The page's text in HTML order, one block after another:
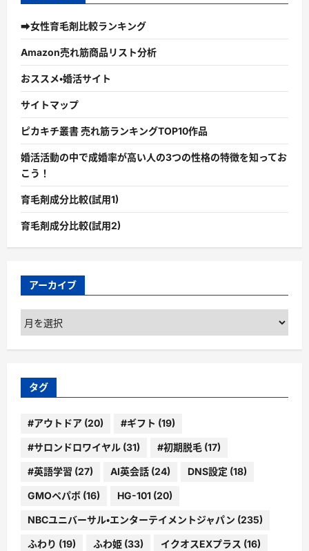
➡女性育毛剤比較ランキング
Amazon売れ筋商品リスト分析
おススメ・婚活サイト
サイトマップ
ピカキチ叢書 売れ筋ランキングTOP10作品
婚活活動の中で成婚率が高い人の3つの性格の特徴を知ってお
こう！
育毛剤成分比較(試用1)
育毛剤成分比較(試用2)
アーカイブ
ア
ー
カ
ブ
タグ
#アウトドア (20) #ギフト (19)
#サロンドロワイヤル (31) #初期脱毛 (17)
#英語学習 (27) AI英会話 (24) DNS設定 (18)
GMOペパボ (16) HG-101 (20)
NBCユニバーサル・エンターテイメントジャパン (235)
ふわり (19) ふわ姫 (33) イクオスEXプラス (16)